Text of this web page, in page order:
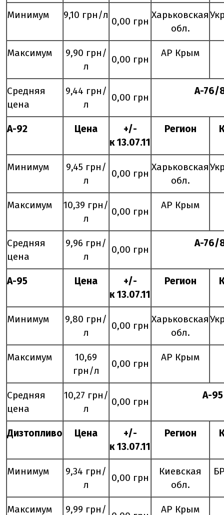
Минимум 9,10 грн/л
0,00 грн
Харьковская
обл.
Максимум
9,90 грн/
л
0,00 грн
АР Крым
Средняя
цена
9,44 грн/
л
0,00 грн
А-76/
А-92 Цена
+/-
к13.07.11
Регион
Минимум
9,45 грн/
л
0,00 грн
Харьковская
обл.
Максимум
10,39 грн/
л
0,00 грн
АР Крым
Средняя
цена
9,96 грн/
л
0,00 грн
А-76/
А-95 Цена
+/-
к13.07.11
Регион
Минимум
9,80 грн/
л
0,00 грн
Харьковская
обл.
Максимум
10,69
грн/л
0,00 грн
АР Крым
Средняя
цена
10,27 грн/
л
0,00 грн
А-95
Дизтопливо Цена
+/-
к13.07.11
Регион
Минимум
9,34 грн/
л
0,00 грн
Киевская
обл.
Максимум 9,99 грн/ АР Крым